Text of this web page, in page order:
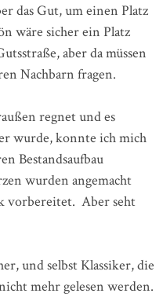
das Gut, um einen Platz
wäre sicher ein Platz
aber da müssen
Nachbarn fragen.
regnet und es
wurde, konnte ich mich
Bestandsaufbau
wurden angemacht
vorbereitet. Aber seht
und selbst Klassiker, die
mehr gelesen werden.